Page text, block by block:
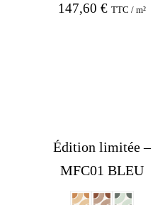
147,60 € TTC / m²
Édition limitée –
MFC01 BLEU